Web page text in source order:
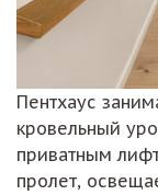
Пентхаус
кровельный
приватным
пролет,